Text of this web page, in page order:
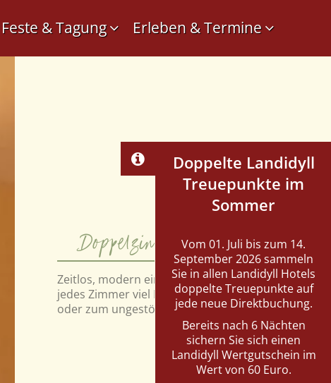
Feste & Tagung Erleben & Termine
Doppelzimmer Superior
Zeitlos, modern eingerichtet, bietet Ihnen
jedes Zimmer viel Raum zum Auspannen
oder zum ungestörtem Arbeiten.
Doppelte Landidyll
Treuepunkte im
Sommer
Vom 01. Juli bis zum 14.
September 2026 sammeln
Sie in allen Landidyll Hotels
doppelte Treuepunkte auf
jede neue Direktbuchung.
Bereits nach 6 Nächten
sichern Sie sich einen
Landidyll Wertgutschein im
Wert von 60 Euro.